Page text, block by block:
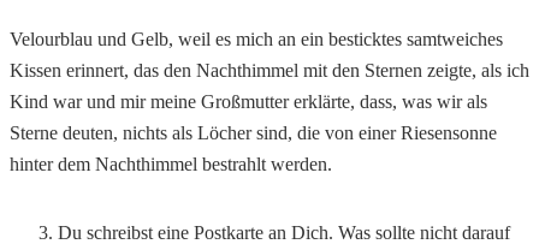
Velourblau und Gelb, weil es mich an ein besticktes samtweiches
Kissen erinnert, das den Nachthimmel mit den Sternen zeigte, als ich
Kind war und mir meine Großmutter erklärte, dass, was wir als
Sterne deuten, nichts als Löcher sind, die von einer Riesensonne
hinter dem Nachthimmel bestrahlt werden.
Du schreibst eine Postkarte an Dich. Was sollte nicht darauf